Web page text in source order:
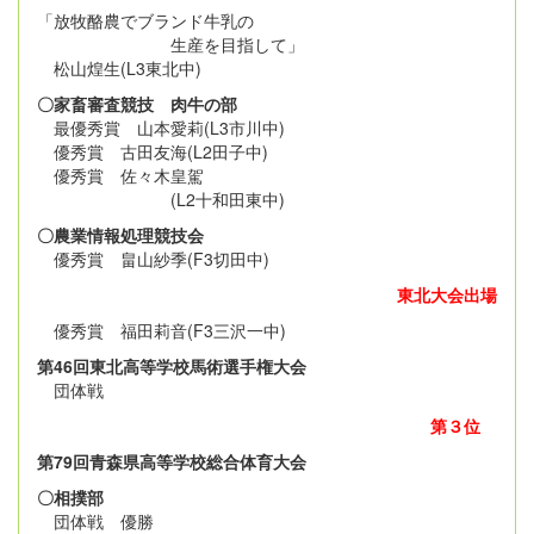
「放牧酪農でブランド牛乳の
生産を目指して」
松山煌生(L3東北中)
〇家畜審査競技 肉牛の部
最優秀賞 山本愛莉(L3市川中)
優秀賞 古田友海(L2田子中)
優秀賞 佐々木皇駕
(L2十和田東中)
〇農業情報処理競技会
優秀賞 畠山紗季(F3切田中)
東北大会出場
優秀賞 福田莉音(F3三沢一中)
第46回東北高等学校馬術選手権大会
団体戦
第３位
第79回青森県高等学校総合体育大会
〇相撲部
団体戦 優勝